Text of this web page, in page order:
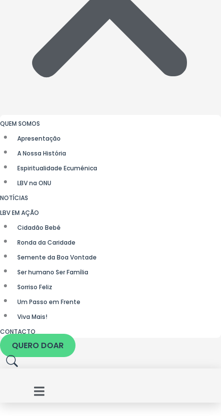
QUEM SOMOS
Apresentação
A Nossa História
Espiritualidade Ecuménica
LBV na ONU
NOTÍCIAS
LBV EM AÇÃO
Cidadão Bebé
Ronda da Caridade
Semente da Boa Vontade
Ser humano Ser Família
Sorriso Feliz
Um Passo em Frente
Viva Mais!
CONTACTO
QUERO DOAR